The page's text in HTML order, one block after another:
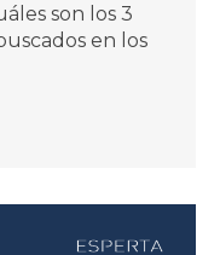
son los 3
en los